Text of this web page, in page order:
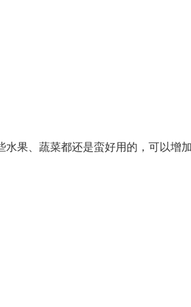
果、蔬菜都还是蛮好用的，可以增